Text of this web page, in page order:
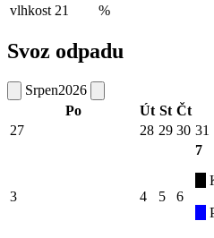
vlhkost 21 %
Svoz odpadu
Srpen2026
Po
Út St Čt
27
28 29 30 31
3 4 5 6
7